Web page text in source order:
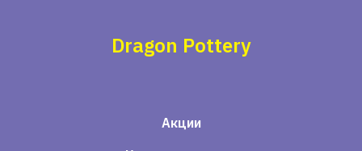
Dragon Pottery
Акции